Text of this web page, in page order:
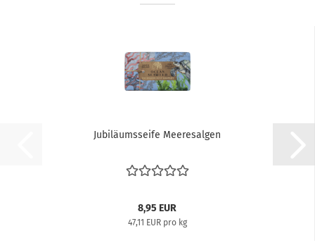
Jubiläumsseife Meeresalgen
8,95 EUR
47,11 EUR pro kg